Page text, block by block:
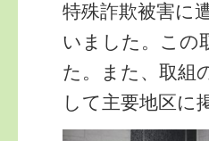
特殊詐欺被害に
いました。この
た。また、取組
して主要地区に